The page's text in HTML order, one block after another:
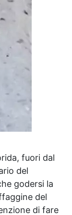
fuori dal
del
godersi la
del
di fare